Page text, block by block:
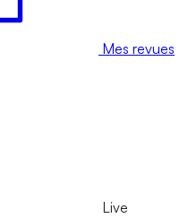
Mes revues
Live